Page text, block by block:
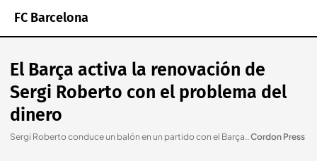
FC Barcelona
El Barça activa la renovación de
Sergi Roberto con el problema del
dinero
Sergi Roberto conduce un balón en un partido con el Barça..Cordon Press